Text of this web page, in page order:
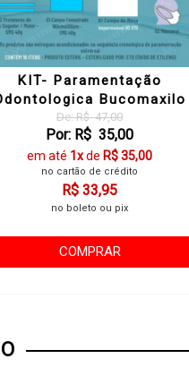
KIT- Paramentação
Bucomaxilo
De: R$ 47,00
Por: R$ 35,00
em até 1xde R$ 35,00
no cartão de crédito
R$ 33,95
no boleto ou pix
COMPRAR